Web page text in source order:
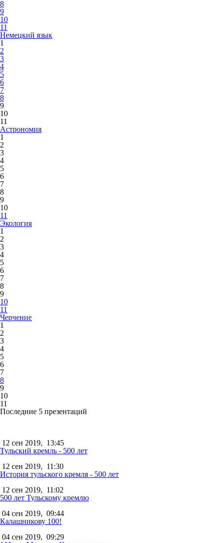
8
9
10
11
Немецкий язык
1
2
3
4
5
6
7
8
9
10
11
Астрономия
1
2
3
4
5
6
7
8
9
10
11
Экология
1
2
3
4
5
6
7
8
9
10
11
Черчение
1
2
3
4
5
6
7
8
9
10
11
Последние 5 презентаций
12 сен 2019, 13:45
Тульский кремль - 500 лет
12 сен 2019, 11:30
История тульского кремля - 500 лет
12 сен 2019, 11:02
500 лет Тульскому кремлю
04 сен 2019, 09:44
Калашникову 100!
04 сен 2019, 09:29